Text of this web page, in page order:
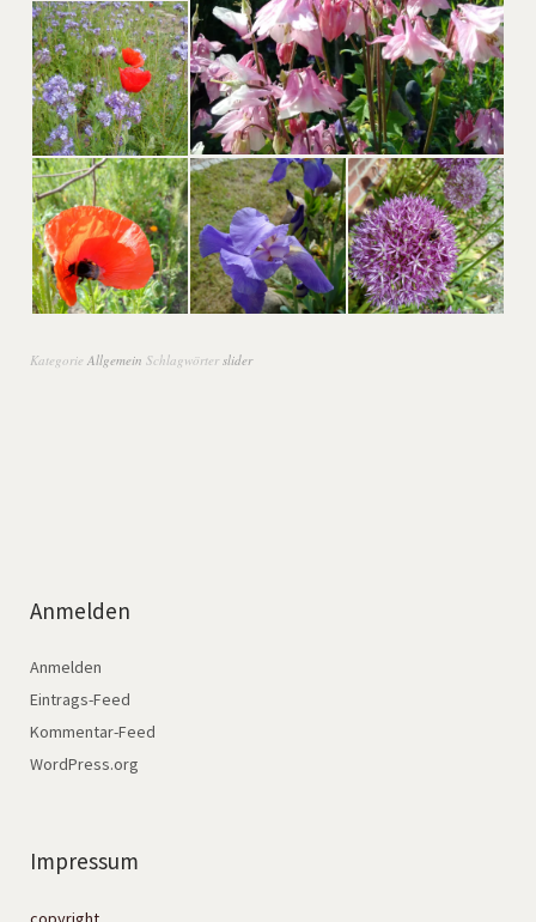
Kategorie Allgemein Schlagwörter slider
Anmelden
Anmelden
Eintrags-Feed
Kommentar-Feed
WordPress.org
Impressum